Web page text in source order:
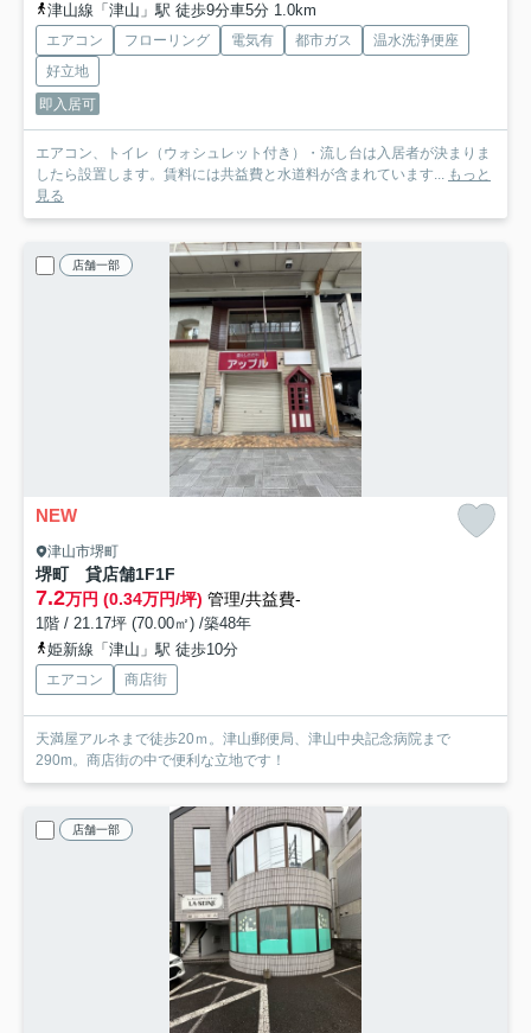
津山線「津山」駅 徒歩9分車5分 1.0km
エアコン フローリング 電気有 都市ガス
温水洗浄便座
好立地
即入居可
エアコン、トイレ（ウォシュレット付き）・流し台は入居者が決まりま
したら設置します。賃料には共益費と水道料が含まれています... もっと
見る
店舗一部
NEW
津山市堺町
堺町 貸店舗1F1F
7.2万円 (0.34万円/坪) 管理/共益費-
1階 / 21.17坪 (70.00㎡) /築48年
姫新線「津山」駅 徒歩10分
エアコン 商店街
天満屋アルネまで徒歩20ｍ。津山郵便局、津山中央記念病院まで
290m。商店街の中で便利な立地です！
店舗一部